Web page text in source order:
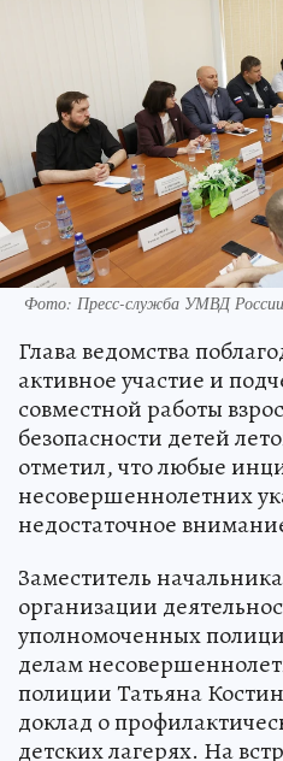
Фото: Пресс-служба УМВД России
Глава ведомства
активное участие и
совместной работы
безопасности детей
отметил, что любые
несовершеннолетних
недостаточное
Заместитель
организации
уполномоченных
делам
полиции Татьяна
доклад о
детских лагерях. На